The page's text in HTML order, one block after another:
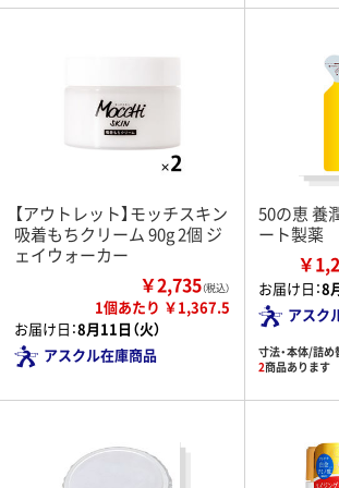
【アウトレット】モッチスキン
吸着もちクリーム 90g 2個 ジ
ェイウォーカー
￥2,735（税込）
1個あたり ￥1,367.5
お届け日：8月11日（火）
アスクル在庫商品
50の恵 養
ート製薬
￥
お届け日：8
アスク
寸法・本体/詰
2商品あります